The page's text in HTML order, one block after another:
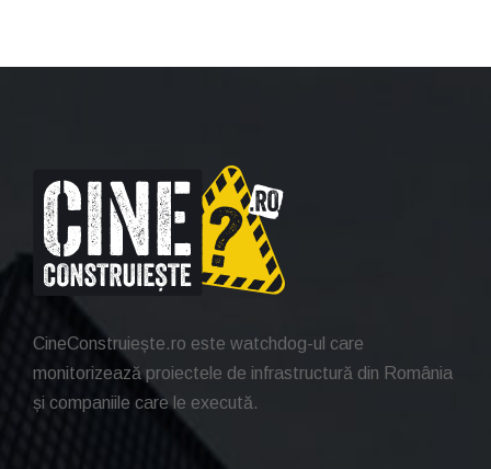
CineConstruiește.ro este watchdog-ul care
monitorizează proiectele de infrastructură din România
și companiile care le execută.